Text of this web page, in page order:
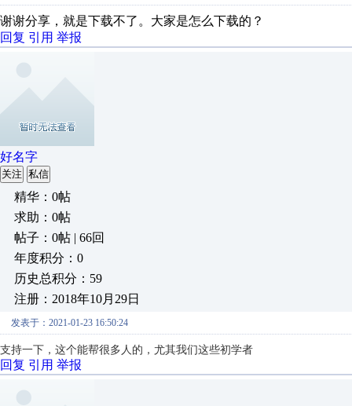
谢谢分享，就是下载不了。大家是怎么下载的？
回复 引用 举报
好名字
关注 私信
精华：0帖
求助：0帖
帖子：0帖 | 66回
年度积分：0
历史总积分：59
注册：2018年10月29日
发表于：2021-01-23 16:50:24
支持一下，这个能帮很多人的，尤其我们这些初学者
回复 引用 举报